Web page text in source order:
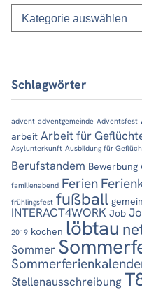
Schlagwörter
advent adventgemeinde Adventsfest
arbeit Arbeit für
Asylunterkunft Ausbildung für
Berufstandem Bewerbung
familienabend Ferien
frühlingsfest fußball
INTERACT4WORK Job
2019 kochen löbtau
Sommer
Stellenausschreibung